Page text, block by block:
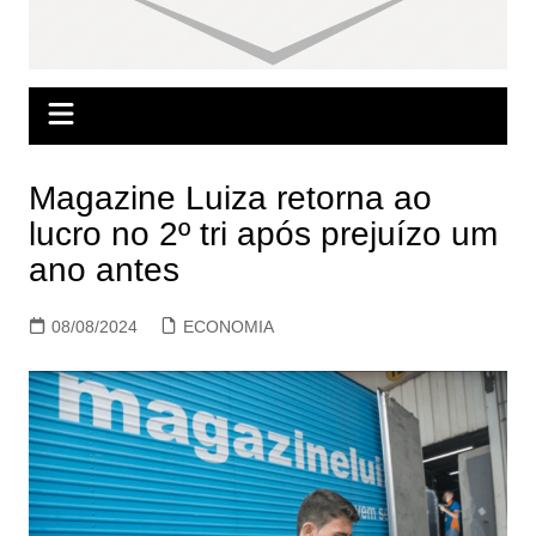
Magazine Luiza retorna ao
lucro no 2º tri após prejuízo um
ano antes
08/08/2024 ECONOMIA